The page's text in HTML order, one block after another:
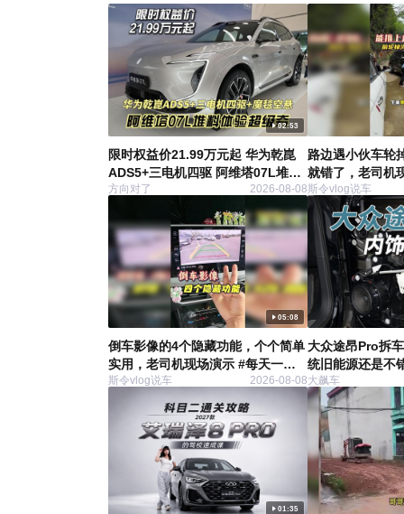
02:53
限时权益价21.99万元起 华为乾崑
ADS5+三电机四驱 阿维塔07L堆料
体验超级夯
方向对了 2026-08-08
路边遇小伙车轮
就错了，老司机
个汽车用车知识
斯令vlog说车
05:08
倒车影像的4个隐藏功能，个个简单
实用，老司机现场演示 #每天一个
汽车用车知识 #开车小技巧
斯令vlog说车 2026-08-08
大众途昂Pro拆
统旧能源还是不
大飙车
01:35